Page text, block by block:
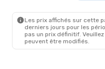
- Vientiane
Les prix affichés sur cette
derniers jours pour les
pas un prix définitif.
peuvent être modifiés.